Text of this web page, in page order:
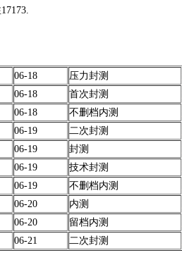
06-18 压力封测
06-18 首次封测
06-18 不删档内测
06-19 二次封测
06-19 封测
06-19 技术封测
06-19 不删档内测
06-20 内测
06-20 留档内测
06-21 二次封测